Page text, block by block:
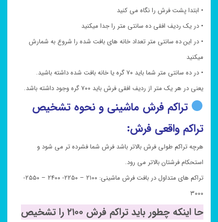
• ابتدا پشت فرش را نگاه می کنید
• در یک ردیف افقی ده سانتی متر را جدا میکنید
• در این ده سانتی متر تعداد خانه های بافت شده را شروع به شمارش
میکنید
• در ده سانتی متر شما باید ۷۰ گره یا خانه بافت شده داشته باشید.
یعنی در هر یک متر از ردیف افقی فرش باید ۷۰۰ گره وجود داشته باشد.
تراکم فرش ماشینی و نحوه تشخیص
تراکم واقعی فرش:
هرچه تراکم طولی فرش بالاتر باشد فرش شما فشرده تر می شود و
استحکام فرشتان بالاتر می رود.
تراکم های متداول در بافت فرش ماشینی: ۲۱۰۰ – ۲۲۵۰- ۲۴۰۰ – ۲۵۵۰-
۳۰۰۰
حا اینکه چطور باید تراکم فرش ۲۱۰۰ را تشخیص